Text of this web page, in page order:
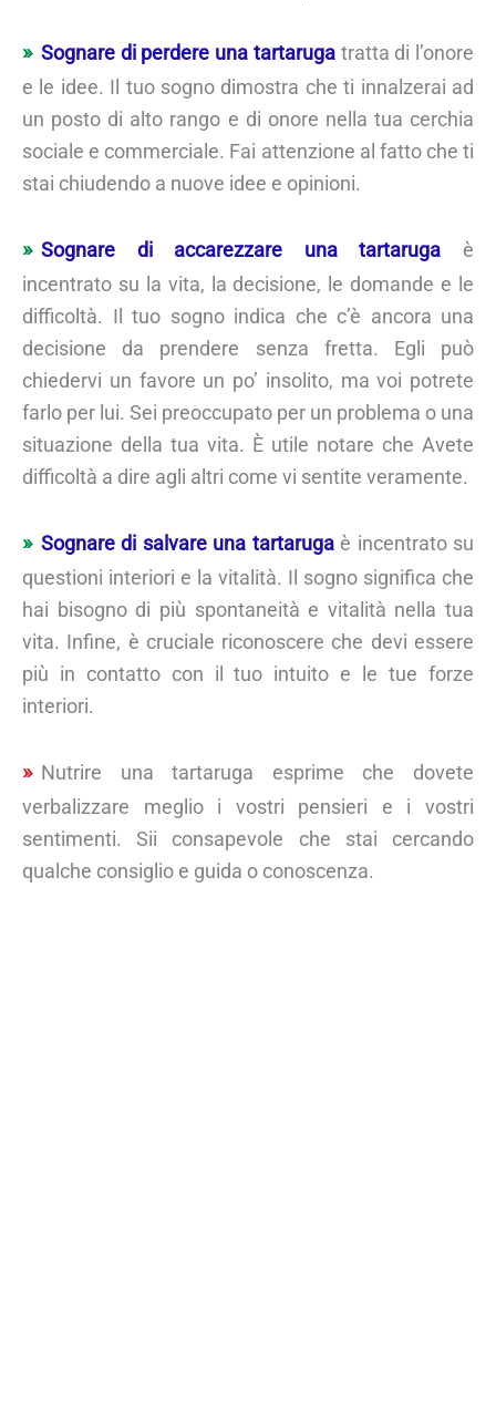
Sognare di perdere una tartarugatratta di l’onore
e le idee. Il tuo sogno dimostra che ti innalzerai ad
un posto di alto rango e di onore nella tua cerchia
sociale e commerciale. Fai attenzione al fatto che ti
stai chiudendo a nuove idee e opinioni.
Sognare di accarezzare una tartaruga è
incentrato su la vita, la decisione, le domande e le
difficoltà. Il tuo sogno indica che c’è ancora una
decisione da prendere senza fretta. Egli può
chiedervi un favore un po’ insolito, ma voi potrete
farlo per lui. Sei preoccupato per un problema o una
situazione della tua vita. È utile notare che Avete
difficoltà a dire agli altri come vi sentite veramente.
Sognare di salvare una tartarugaè incentrato su
questioni interiori e la vitalità. Il sogno significa che
hai bisogno di più spontaneità e vitalità nella tua
vita. Infine, è cruciale riconoscere che devi essere
più in contatto con il tuo intuito e le tue forze
interiori.
Nutrire una tartaruga esprime che dovete
verbalizzare meglio i vostri pensieri e i vostri
sentimenti. Sii consapevole che stai cercando
qualche consiglio e guida o conoscenza.